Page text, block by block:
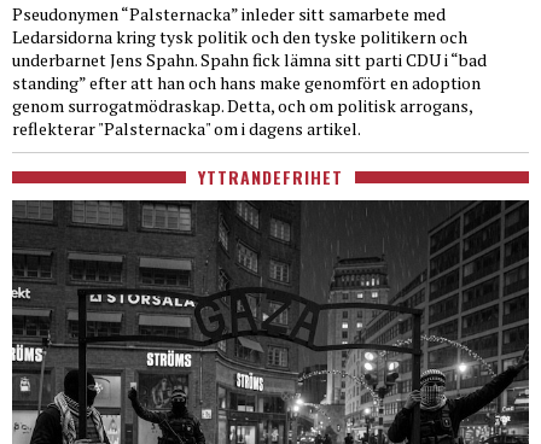
Pseudonymen “Palsternacka” inleder sitt samarbete med
Ledarsidorna kring tysk politik och den tyske politikern och
underbarnet Jens Spahn. Spahn fick lämna sitt parti CDU i “bad
standing” efter att han och hans make genomfört en adoption
genom surrogatmödraskap. Detta, och om politisk arrogans,
reflekterar "Palsternacka" om i dagens artikel.
YTTRANDEFRIHET